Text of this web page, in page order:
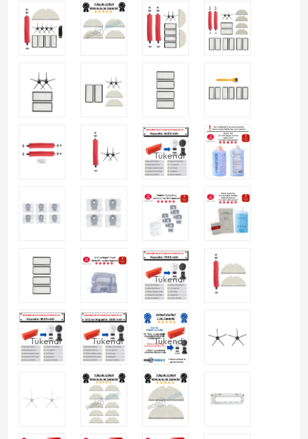
Tükendi
Tükendi
Tükendi Tükendi Tükendi